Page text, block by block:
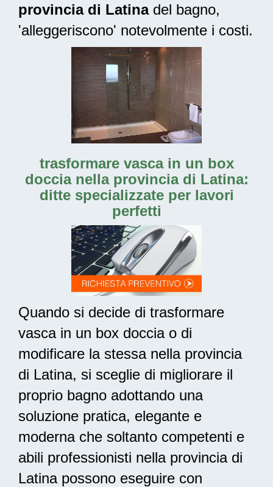
provincia di Latinadel bagno,
'alleggeriscono' notevolmente i costi.
trasformare vasca in un box
doccia nella provincia di Latina:
ditte specializzate per lavori
perfetti
Quando si decide di trasformare
vasca in un box doccia o di
modificare la stessa nella provincia
di Latina, si sceglie di migliorare il
proprio bagno adottando una
soluzione pratica, elegante e
modernache soltanto competenti e
abili professionisti nella provincia di
Latina possono eseguire con